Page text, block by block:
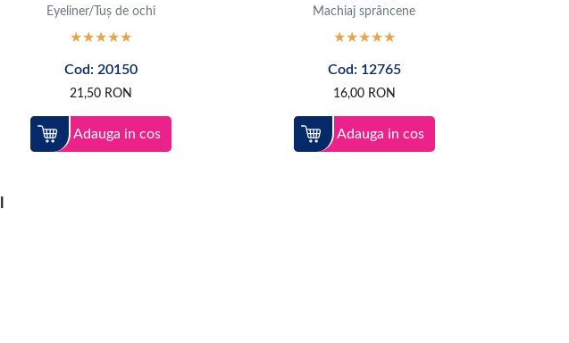
Eyeliner/Tuș de ochi
Cod: 20150
21,50 RON
Adauga in cos
Machiaj sprâncene
Cod: 12765
16,00 RON
Adauga in cos